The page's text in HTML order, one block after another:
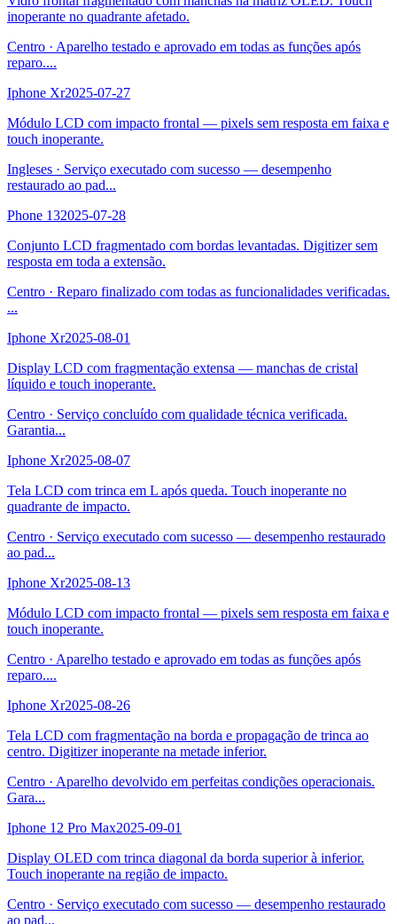
inoperante no quadrante afetado.
Centro · Aparelho testado e aprovado em todas as funções após
reparo....
Iphone Xr2025-07-27
Módulo LCD com impacto frontal — pixels sem resposta em faixa e
touch inoperante.
Ingleses · Serviço executado com sucesso — desempenho
restaurado ao pad...
Phone 132025-07-28
Conjunto LCD fragmentado com bordas levantadas. Digitizer sem
resposta em toda a extensão.
Centro · Reparo finalizado com todas as funcionalidades verificadas.
...
Iphone Xr2025-08-01
Display LCD com fragmentação extensa — manchas de cristal
líquido e touch inoperante.
Centro · Serviço concluído com qualidade técnica verificada.
Garantia...
Iphone Xr2025-08-07
Tela LCD com trinca em L após queda. Touch inoperante no
quadrante de impacto.
Centro · Serviço executado com sucesso — desempenho restaurado
ao pad...
Iphone Xr2025-08-13
Módulo LCD com impacto frontal — pixels sem resposta em faixa e
touch inoperante.
Centro · Aparelho testado e aprovado em todas as funções após
reparo....
Iphone Xr2025-08-26
Tela LCD com fragmentação na borda e propagação de trinca ao
centro. Digitizer inoperante na metade inferior.
Centro · Aparelho devolvido em perfeitas condições operacionais.
Gara...
Iphone 12 Pro Max2025-09-01
Display OLED com trinca diagonal da borda superior à inferior.
Touch inoperante na região de impacto.
Centro · Serviço executado com sucesso — desempenho restaurado
ao pad...